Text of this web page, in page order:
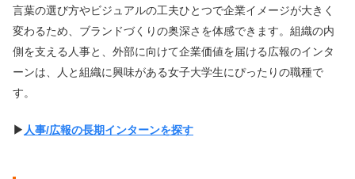
言葉の選び方やビジュアルの工夫ひとつで企業イメージが大きく
変わるため、ブランドづくりの奥深さを体感できます。組織の内
側を支える人事と、外部に向けて企業価値を届ける広報のインタ
ーンは、人と組織に興味がある女子大学生にぴったりの職種で
す。
▶︎ 人事/広報の長期インターンを探す